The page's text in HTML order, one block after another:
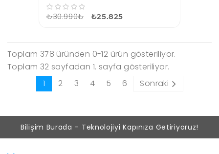
₺30.990₺ ₺25.825
Toplam 378 üründen 0-12 ürün gösteriliyor.
Toplam 32 sayfadan 1. sayfa gösteriliyor.
1
2 3 4 5 6 Sonraki
Bilişim Burada – Teknolojiyi Kapınıza Getiriyoruz!